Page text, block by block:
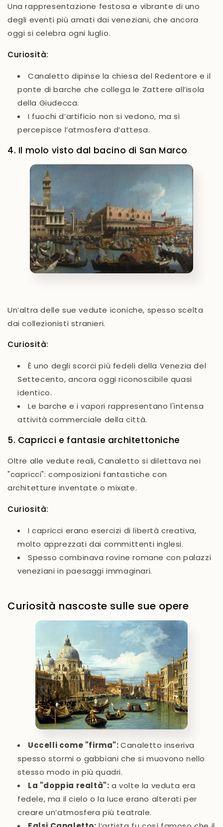
Una rappresentazione festosa e vibrante di uno
degli eventi più amati dai veneziani, che ancora
oggi si celebra ogni luglio.
Curiosità:
Canaletto dipinse la chiesa del Redentore e il
ponte di barche che collega le Zattere all’isola
della Giudecca.
I fuochi d’artificio non si vedono, ma si
percepisce l’atmosfera d’attesa.
4. Il molo visto dal bacino di San Marco
Un’altra delle sue vedute iconiche, spesso scelta
dai collezionisti stranieri.
Curiosità:
È uno degli scorci più fedeli della Venezia del
Settecento, ancora oggi riconoscibile quasi
identico.
Le barche e i vapori rappresentano l'intensa
attività commerciale della città.
5. Capricci e fantasie architettoniche
Oltre alle vedute reali, Canaletto si dilettava nei
"capricci": composizioni fantastiche con
architetture inventate o mixate.
Curiosità:
I capricci erano esercizi di libertà creativa,
molto apprezzati dai committenti inglesi.
Spesso combinava rovine romane con palazzi
veneziani in paesaggi immaginari.
Curiosità nascoste sulle sue opere
Uccelli come "firma":Canaletto inseriva
spesso stormi o gabbiani che si muovono nello
stesso modo in più quadri.
La "doppia realtà": a volte la veduta era
fedele, ma il cielo o la luce erano alterati per
creare un’atmosfera più teatrale.